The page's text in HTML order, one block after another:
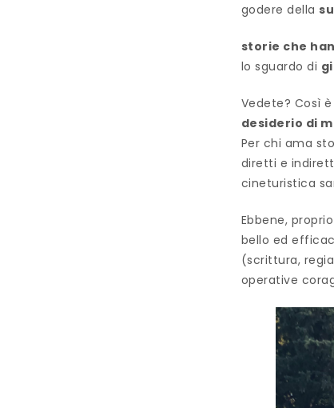
godere della
storie che
lo sguardo di
Vedete? Così
desiderio di
Per chi ama
diretti e
cineturistica
Ebbene,
bello ed
(scrittura,
operative